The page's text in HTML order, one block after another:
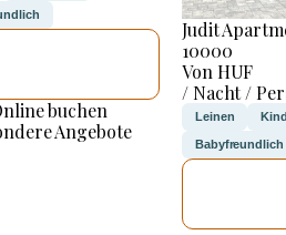
buchen
Angebote
Judit
10000
Von HUF
/ Nacht /
Leinen
Babyfreundlich